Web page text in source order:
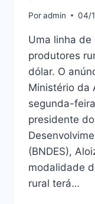
Poradmin 04/
Uma linha
produtores
dólar. O
Ministério da
segunda-
presidente
(BNDES),
modalidade
rural terá…